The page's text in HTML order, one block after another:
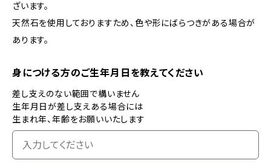
ざいます。
天然石を使用しておりますため、色や形にばらつきがある場合が
あります。
身につける方のご生年月日を教えてください
差し支えのない範囲で構いません
生年月日が差し支えある場合には
生まれ年、年齢をお願いいたします